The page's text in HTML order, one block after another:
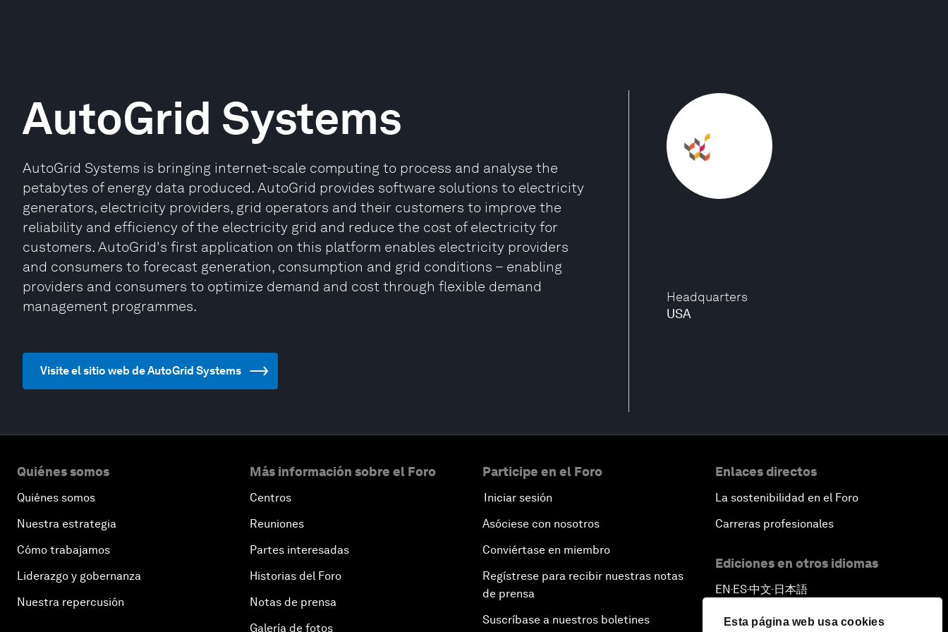
Esta página web usa cookies
Headquarters
USA
AutoGrid Systems
AutoGrid Systems is bringing internet-scale computing to process and analyse the
petabytes of energy data produced. AutoGrid provides software solutions to electricity
generators, electricity providers, grid operators and their customers to improve the
reliability and efficiency of the electricity grid and reduce the cost of electricity for
customers. AutoGrid's first application on this platform enables electricity providers
and consumers to forecast generation, consumption and grid conditions – enabling
providers and consumers to optimize demand and cost through flexible demand
management programmes.
Visite el sitio web de AutoGrid Systems
Quiénes somos
Quiénes somos
Nuestra estrategia
Cómo trabajamos
Liderazgo y gobernanza
Nuestra repercusión
Más información sobre el Foro
Centros
Reuniones
Partes interesadas
Historias del Foro
Notas de prensa
Galería de fotos
Participe en el Foro
Iniciar sesión
Asóciese con nosotros
Conviértase en miembro
Regístrese para recibir nuestras notas
de prensa
Suscríbase a nuestros boletines
Enlaces directos
La sostenibilidad en el Foro
Carreras profesionales
Ediciones en otros idiomas
EN ▪ES▪中文▪ 日本語